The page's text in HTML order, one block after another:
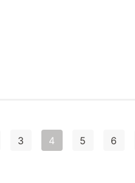
3 4 5 6